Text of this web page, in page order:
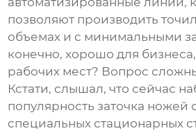
позволяют производить
объемах и с минимальными
конечно, хорошо для
рабочих мест? Вопрос
Кстати, слышал, что сейчас
популярность заточка
специальных стационарных